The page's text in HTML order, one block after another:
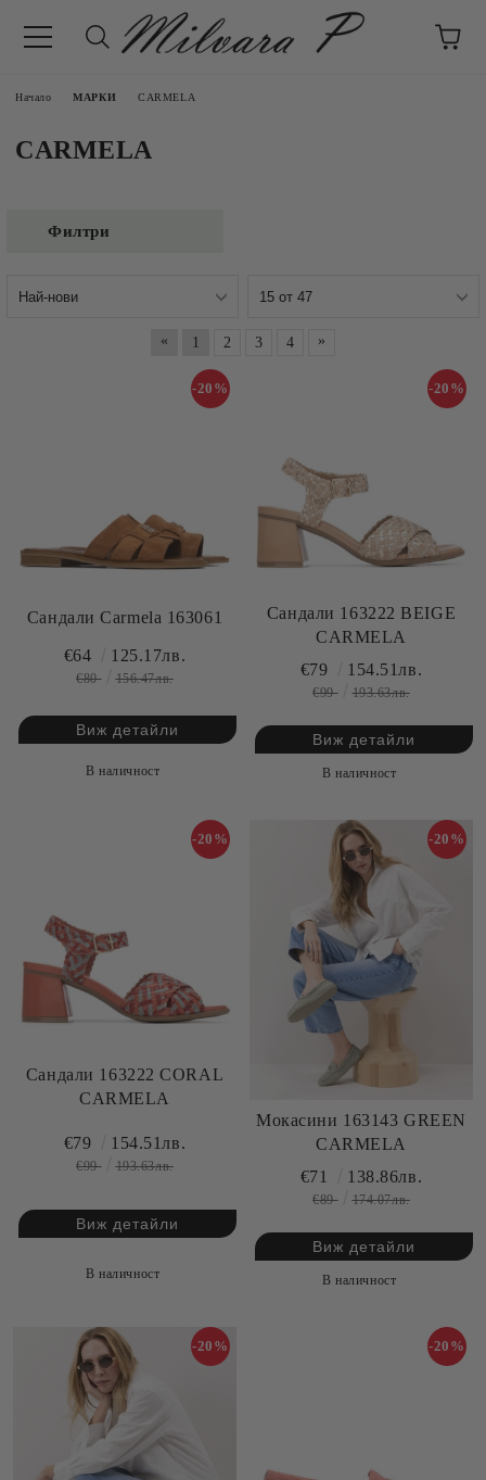
Начало МАРКИ CARMELA
CARMELA
Филтри
« 1 2 3 4 »
Сандали Carmela 163061
-20%
€64 125.17лв.
€80 156.47лв.
Виж детайли
В наличност
Сандали 163222 BEIGE
CARMELA
-20%
€79 154.51лв.
€99 193.63лв.
Виж детайли
В наличност
Сандали 163222 CORAL
CARMELA
-20%
€79 154.51лв.
€99 193.63лв.
Виж детайли
В наличност
Мокасини 163143 GREEN
CARMELA
-20%
€71 138.86лв.
€89 174.07лв.
Виж детайли
В наличност
-20% -20%